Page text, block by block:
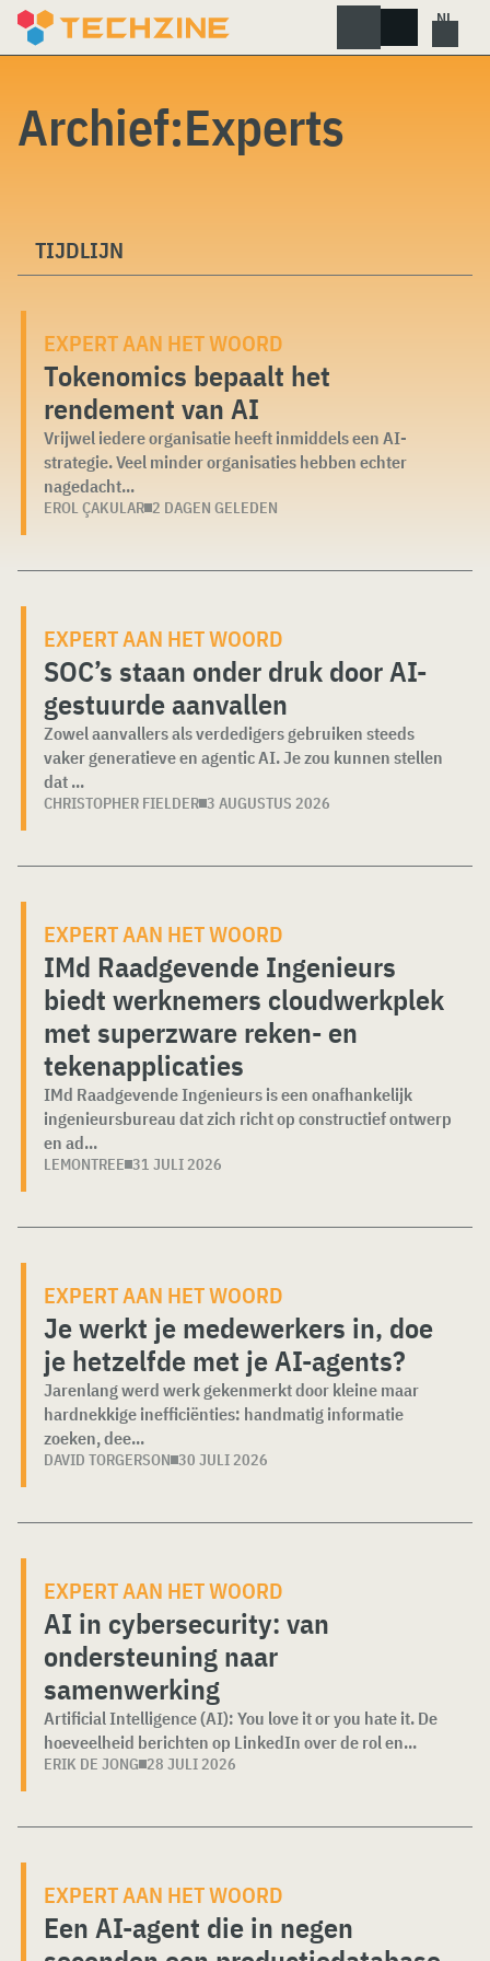
Skip
Archief:Experts
TIJDLIJN
EXPERT AAN HET WOORD
Tokenomics bepaalt het
rendement van AI
Vrijwel iedere organisatie heeft inmiddels een AI-
strategie. Veel minder organisaties hebben echter
nagedacht...
EROL ÇAKULAR 2 DAGEN GELEDEN
EXPERT AAN HET WOORD
SOC’s staan onder druk door AI-
gestuurde aanvallen
Zowel aanvallers als verdedigers gebruiken steeds
vaker generatieve en agentic AI. Je zou kunnen stellen
dat ...
CHRISTOPHER FIELDER 3 AUGUSTUS 2026
EXPERT AAN HET WOORD
IMd Raadgevende Ingenieurs
biedt werknemers cloudwerkplek
met superzware reken- en
tekenapplicaties
IMd Raadgevende Ingenieurs is een onafhankelijk
ingenieursbureau dat zich richt op constructief ontwerp
en ad...
LEMONTREE 31 JULI 2026
EXPERT AAN HET WOORD
Je werkt je medewerkers in, doe
je hetzelfde met je AI-agents?
Jarenlang werd werk gekenmerkt door kleine maar
hardnekkige inefficiënties: handmatig informatie
zoeken, dee...
DAVID TORGERSON 30 JULI 2026
EXPERT AAN HET WOORD
AI in cybersecurity: van
ondersteuning naar
samenwerking
Artificial Intelligence (AI): You love it or you hate it. De
hoeveelheid berichten op LinkedIn over de rol en...
ERIK DE JONG 28 JULI 2026
EXPERT AAN HET WOORD
Een AI-agent die in negen